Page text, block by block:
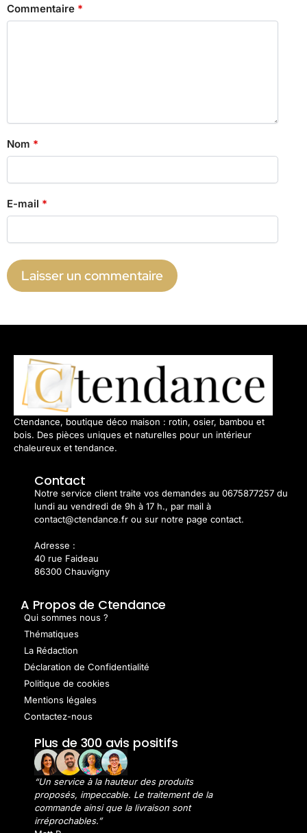
Commentaire *
Nom *
E-mail *
Ctendance, boutique déco maison : rotin, osier, bambou et
bois. Des pièces uniques et naturelles pour un intérieur
chaleureux et tendance.
Contact
Notre service client traite vos demandes au 0675877257 du
lundi au vendredi de 9h à 17 h., par mail à
contact@ctendance.fr ou sur notre page contact.
Adresse :
40 rue Faideau
86300 Chauvigny
A Propos de Ctendance
Qui sommes nous ?
Thématiques
La Rédaction
Déclaration de Confidentialité
Politique de cookies
Mentions légales
Contactez-nous
Plus de 300 avis positifs
“Un service à la hauteur des produits
proposés, impeccable. Le traitement de la
commande ainsi que la livraison sont
irréprochables.”